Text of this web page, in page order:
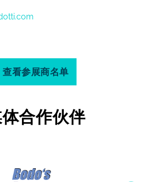
查看参展商名单
合作伙伴